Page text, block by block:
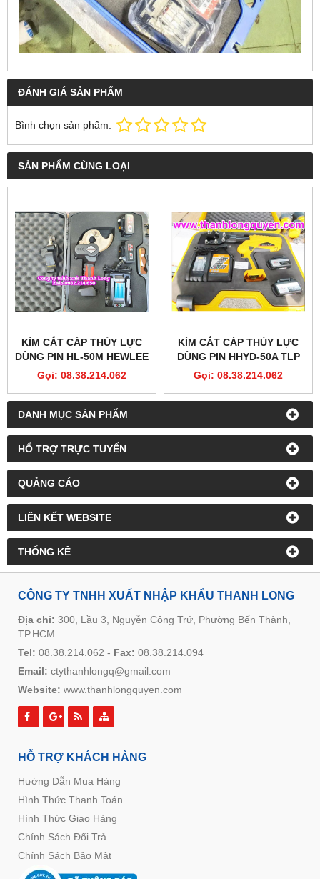
DANH MỤC SẢN PHẨM
HỔ TRỢ TRỰC TUYẾN
QUẢNG CÁO
LIÊN KẾT WEBSITE
THỐNG KÊ
ĐÁNH GIÁ SẢN PHẨM
Bình chọn sản phẩm:
SẢN PHẨM CÙNG LOẠI
KÌM CẮT CÁP THỦY LỰC
DÙNG PIN HL-50M HEWLEE
Gọi: 08.38.214.062
KÌM CẮT CÁP THỦY LỰC
DÙNG PIN HHYD-50A TLP
Gọi: 08.38.214.062
CÔNG TY TNHH XUẤT NHẬP KHẨU THANH LONG
Địa chỉ: 300, Lầu 3, Nguyễn Công Trứ, Phường Bến Thành,
TP.HCM
Tel: 08.38.214.062 - Fax: 08.38.214.094
Email: ctythanhlongq@gmail.com
Website: www.thanhlongquyen.com
HỖ TRỢ KHÁCH HÀNG
Hướng Dẫn Mua Hàng
Hình Thức Thanh Toán
Hình Thức Giao Hàng
Chính Sách Đổi Trả
Chính Sách Bảo Mật